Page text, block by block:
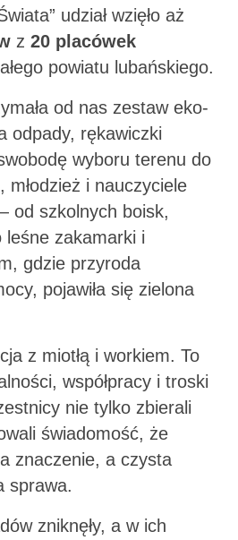
udział wzięło aż
z 20 placówek
powiatu lubańskiego.
od nas zestaw eko-
odpady, rękawiczki
wyboru terenu do
młodzież i nauczyciele
od szkolnych boisk,
zakamarki i
gdzie przyroda
pojawiła się zielona
z miotłą i workiem. To
współpracy i troski
nie tylko zbierali
świadomość, że
znaczenie, a czysta
sprawa.
zniknęły, a w ich